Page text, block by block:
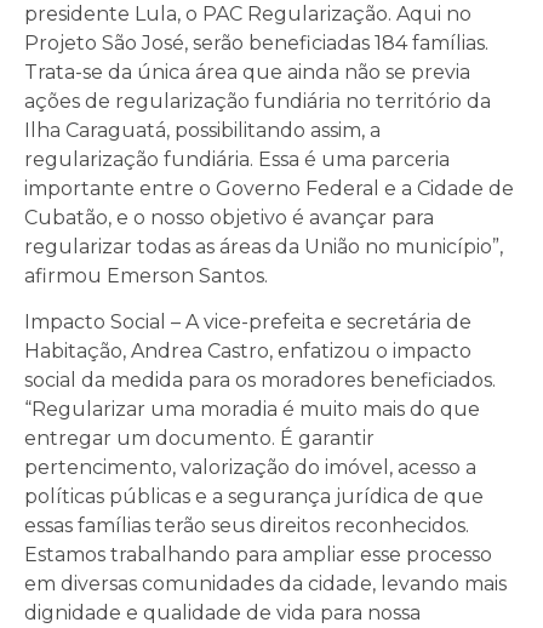
presidente Lula, o PAC Regularização. Aqui no
Projeto São José, serão beneficiadas 184 famílias.
Trata-se da única área que ainda não se previa
ações de regularização fundiária no território da
Ilha Caraguatá, possibilitando assim, a
regularização fundiária. Essa é uma parceria
importante entre o Governo Federal e a Cidade de
Cubatão, e o nosso objetivo é avançar para
regularizar todas as áreas da União no município”,
afirmou Emerson Santos.
Impacto Social – A vice-prefeita e secretária de
Habitação, Andrea Castro, enfatizou o impacto
social da medida para os moradores beneficiados.
“Regularizar uma moradia é muito mais do que
entregar um documento. É garantir
pertencimento, valorização do imóvel, acesso a
políticas públicas e a segurança jurídica de que
essas famílias terão seus direitos reconhecidos.
Estamos trabalhando para ampliar esse processo
em diversas comunidades da cidade, levando mais
dignidade e qualidade de vida para nossa